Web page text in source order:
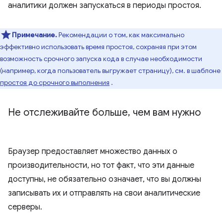
аналитики должен запускаться в периоды простоя.
Примечание.Рекомендации о том, как максимально
эффективно использовать время простоя, сохраняя при этом
возможность срочного запуска кода в случае необходимости
(например, когда пользователь выгружает страницу), см. в шаблоне
простоя до срочного выполнения .
Не отслеживайте больше, чем вам нужно
Браузер предоставляет множество данных о
производительности, но тот факт, что эти данные
доступны, не обязательно означает, что вы должны
записывать их и отправлять на свои аналитические
серверы.